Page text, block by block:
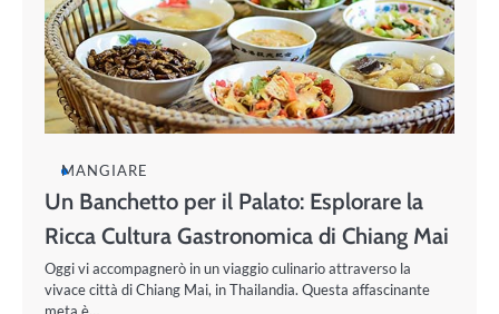
MANGIARE
Un Banchetto per il Palato: Esplorare la
Ricca Cultura Gastronomica di Chiang Mai
Oggi vi accompagnerò in un viaggio culinario attraverso la
vivace città di Chiang Mai, in Thailandia. Questa affascinante